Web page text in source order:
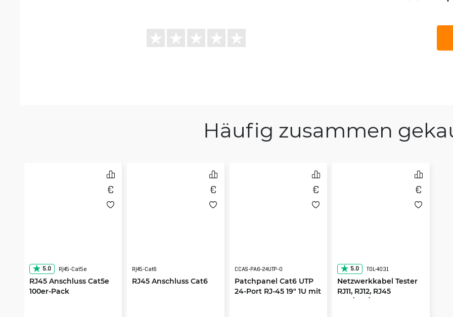
Häufig zusammen
5.0 RJ45-Cat5e
RJ45 Anschluss Cat5e
100er-Pack
RJ45-Cat6
RJ45 Anschluss Cat6
CCAS-PA6-24UTP-O
Patchpanel Cat6 UTP
24-Port RJ-45 19" 1U mit
5.0 TOL-4031
Netzwerkkabel Tester
RJ11, RJ12, RJ45
UTP/FTP/STP